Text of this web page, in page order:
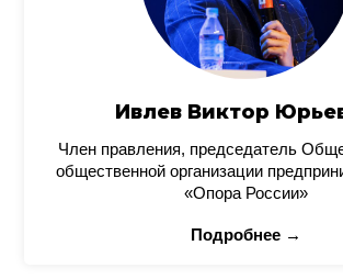
Ивлев Виктор
Член правления, председатель
общественной организации
«Опора России»
Подробнее →